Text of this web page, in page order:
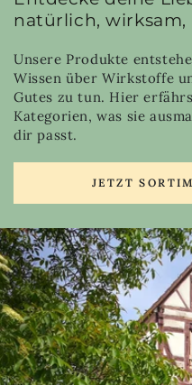
natürlich,
Unsere Produkte
Wissen über Wirkstoffe
Gutes zu tun. Hier
Kategorien, was sie
dir passt.
JETZT